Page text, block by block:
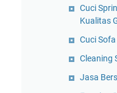
Cuci
Kualitas
Cuci
Cleaning
Jasa